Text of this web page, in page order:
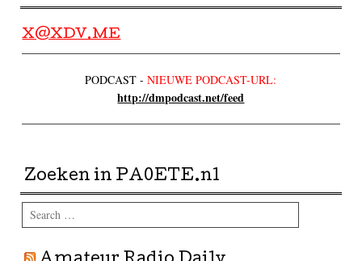
X@XDV.ME
PODCAST -NIEUWE PODCAST-URL:
http://dmpodcast.net/feed
Zoeken in PA0ETE.nl
Search